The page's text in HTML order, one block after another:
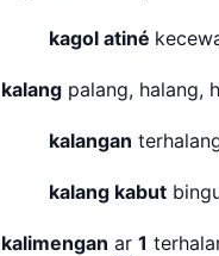
kagol atiné
kalang palang, halang,
kalangan
kalang kabut
kalimengan ar 1